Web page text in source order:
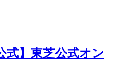
式】東芝公式オン